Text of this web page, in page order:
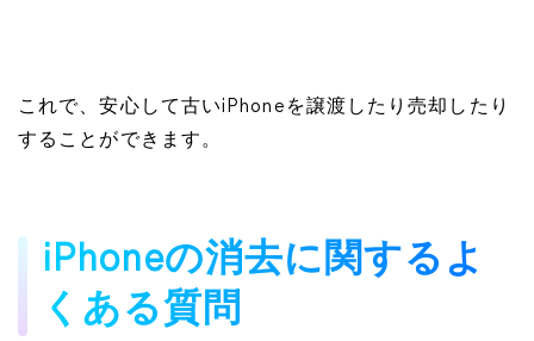
これで、安心して古いiPhoneを譲渡したり売却したり
することができます。
iPhoneの消去に関するよ
くある質問